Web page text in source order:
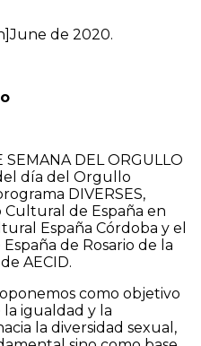
de 2020.
DEL ORGULLO
día del Orgullo
DIVERSES,
de España en
España Córdoba y el
de Rosario de la
AECID.
como objetivo
igualdad y la
la diversidad sexual,